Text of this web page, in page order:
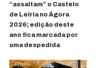
“assaltam” o Castelo
de Leiria no Ágora
2026; edição deste
ano fica marcada por
uma despedida